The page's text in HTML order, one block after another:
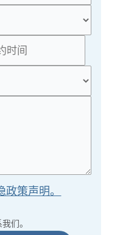
政策声明。
们。